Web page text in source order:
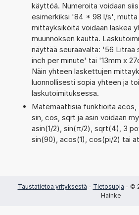
käyttöä. Numeroita voidaan
esimerkiksi '84 * 98 l/s', mutta
mittayksiköitä voidaan laskea
muunnoksen kautta.
näyttää seuraavalta: '56 Litraa
inch per minute' tai '13mm x
Näin yhteen laskettujen
luonnollisesti sopia yhteen ja
laskutoimituksessa.
Matemaattisia funktioita acos,
sin, cos, sqrt ja asin voidaan
asin(1/2), sin(π/2), sqrt(4), 3
sin(90), acos(1), cos(pi/2) tai
Taustatietoa yrityksestä - Tietosuoja - ©
Hainke